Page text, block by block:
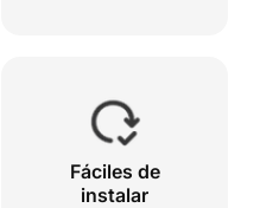
Fáciles de
instalar